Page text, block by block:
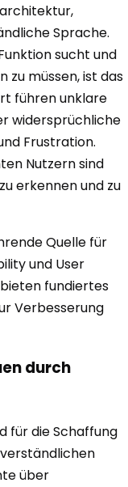
Sprache.
sucht und
zu müssen, ist das
führen unklare
widersprüchliche
Frustration.
Nutzern sind
erkennen und zu
Quelle für
und User
fundiertes
Verbesserung
durch
für die Schaffung
über